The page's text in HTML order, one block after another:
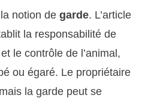
notion de garde. L’article
la responsabilité de
le contrôle de l’animal,
ou égaré. Le propriétaire
la garde peut se